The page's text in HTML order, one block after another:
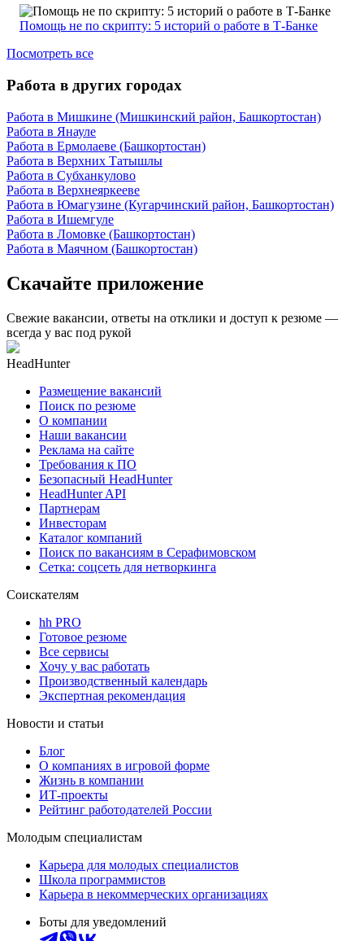
Помощь не по скрипту: 5 историй о работе в Т-Банке
Посмотреть все
Работа в других городах
Работа в Мишкине (Мишкинский район, Башкортостан)
Работа в Янауле
Работа в Ермолаеве (Башкортостан)
Работа в Верхних Татышлы
Работа в Субханкулово
Работа в Верхнеяркееве
Работа в Юмагузине (Кугарчинский район, Башкортостан)
Работа в Ишемгуле
Работа в Ломовке (Башкортостан)
Работа в Маячном (Башкортостан)
Скачайте приложение
Свежие вакансии, ответы на отклики и доступ к резюме —
всегда у вас под рукой
HeadHunter
Размещение вакансий
Поиск по резюме
О компании
Наши вакансии
Реклама на сайте
Требования к ПО
Безопасный HeadHunter
HeadHunter API
Партнерам
Инвесторам
Каталог компаний
Поиск по вакансиям в Серафимовском
Сетка: соцсеть для нетворкинга
Соискателям
hh PRO
Готовое резюме
Все сервисы
Хочу у вас работать
Производственный календарь
Экспертная рекомендация
Новости и статьи
Блог
О компаниях в игровой форме
Жизнь в компании
ИТ-проекты
Рейтинг работодателей России
Молодым специалистам
Карьера для молодых специалистов
Школа программистов
Карьера в некоммерческих организациях
Боты для уведомлений